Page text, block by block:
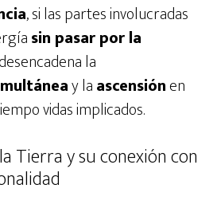
, si las partes involucradas
sin pasar por la
la
y laascensiónen
vidas implicados.
Tierra y su conexión con